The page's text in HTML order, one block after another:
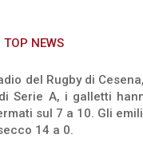
TOP NEWS
del Rugby di
Serie A, i galletti
sul 7 a 10. Gli
14 a 0.